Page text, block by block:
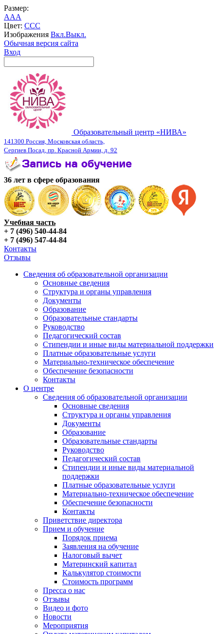
Размер:
AAA
Цвет: CCC
Изображения Вкл.Выкл.
Обычная версия сайта
Вход
Образовательный центр «НИВА»
141300 Россия, Московская область,
Сергиев Посад, пр. Красной Армии, д. 92
36 лет в сфере образования
Учебная часть
+ 7 (496) 540-44-84
+ 7 (496) 547-44-84
Контакты
Отзывы
Сведения об образовательной организации
Основные сведения
Структура и органы управления
Документы
Образование
Образовательные стандарты
Руководство
Педагогический состав
Стипендии и иные виды материальной поддержки
Платные образовательные услуги
Материально-техническое обеспечение
Обеспечение безопасности
Контакты
О центре
Сведения об образовательной организации
Основные сведения
Структура и органы управления
Документы
Образование
Образовательные стандарты
Руководство
Педагогический состав
Стипендии и иные виды материальной
поддержки
Платные образовательные услуги
Материально-техническое обеспечение
Обеспечение безопасности
Контакты
Приветствие директора
Прием и обучение
Порядок приема
Заявления на обучение
Налоговый вычет
Материнский капитал
Калькулятор стоимости
Стоимость программ
Пресса о нас
Отзывы
Видео и фото
Новости
Мероприятия